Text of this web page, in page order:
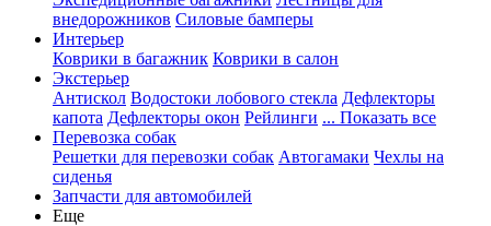
внедорожников Силовые бамперы
Интерьер
Коврики в багажник Коврики в салон
Экстерьер
Антискол Водостоки лобового стекла Дефлекторы
капота Дефлекторы окон Рейлинги ... Показать все
Перевозка собак
Решетки для перевозки собак Автогамаки Чехлы на
сиденья
Запчасти для автомобилей
Еще